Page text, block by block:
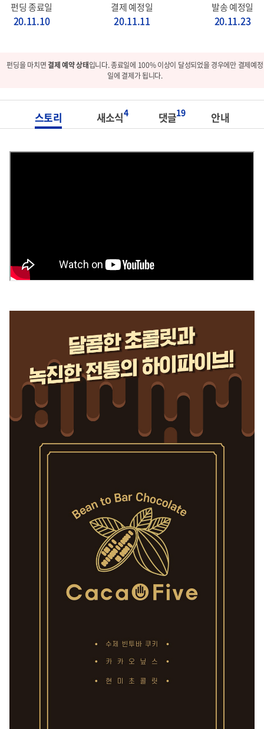
펀딩 종료일
20.11.10
결제 예정일
20.11.11
발송 예정일
20.11.23
펀딩을 마치면결제 예약 상태입니다. 종료일에 100% 이상이 달성되었을 경우에만 결제예정
일에 결제가 됩니다.
스토리 새소식4 댓글19 안내